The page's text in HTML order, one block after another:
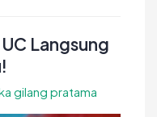
Langsung
gilang pratama